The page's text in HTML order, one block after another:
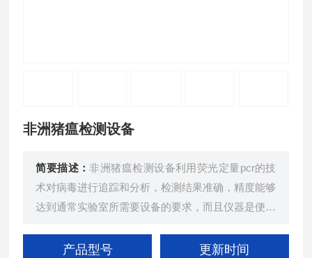
非洲猪瘟检测设备
简要描述：非洲猪瘟检测设备利用荧光定量pcr的技
术对病毒进行追踪和分析，检测结果准确，精度能够
达到通常实验室所需要设备的要求，而且仪器是便携
产品型号 更新时间